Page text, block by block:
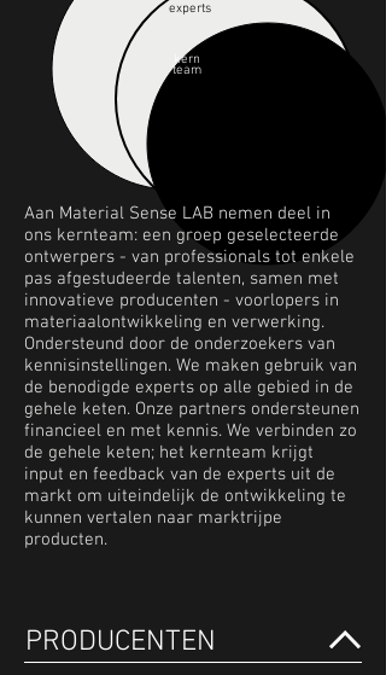
kern
team
experts
Aan Material Sense LAB nemen deel in
ons kernteam: een groep geselecteerde
ontwerpers - van professionals tot enkele
pas afgestudeerde talenten, samen met
innovatieve producenten - voorlopers in
materiaalontwikkeling en verwerking.
Ondersteund door de onderzoekers van
kennisinstellingen. We maken gebruik van
de benodigde experts op alle gebied in de
gehele keten. Onze partners ondersteunen
financieel en met kennis. We verbinden zo
de gehele keten; het kernteam krijgt
input en feedback van de experts uit de
markt om uiteindelijk de ontwikkeling te
kunnen vertalen naar marktrijpe
producten.
PRODUCENTEN